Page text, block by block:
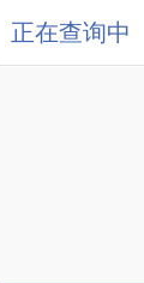
正在查询中